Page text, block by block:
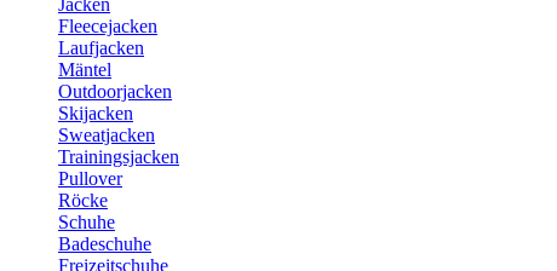
Jacken
Fleecejacken
Laufjacken
Mäntel
Outdoorjacken
Skijacken
Sweatjacken
Trainingsjacken
Pullover
Röcke
Schuhe
Badeschuhe
Freizeitschuhe